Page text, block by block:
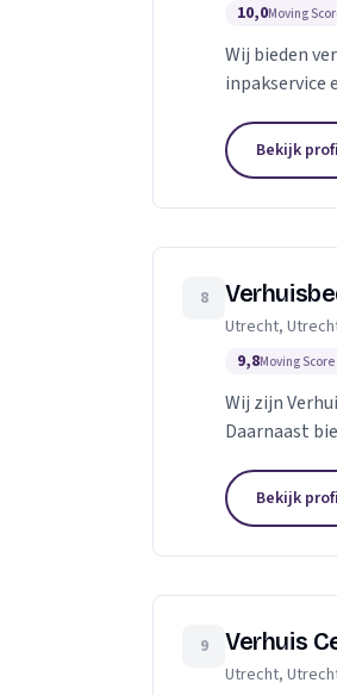
10,0Moving
Wij bieden
inpakservice
Bekijk
8
Utrecht,
9,8Moving Score
Wij zijn
Daarnaast
Bekijk
9 Verhuis
Utrecht,